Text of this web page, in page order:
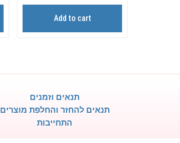
Add to cart
תנאים וזמנים
תנאים להחזר והחלפת מוצרים
התחייבות